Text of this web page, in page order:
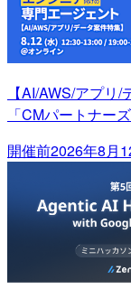
【AI/AWS/アプリ
「CMパートナー
開催前2026年8月